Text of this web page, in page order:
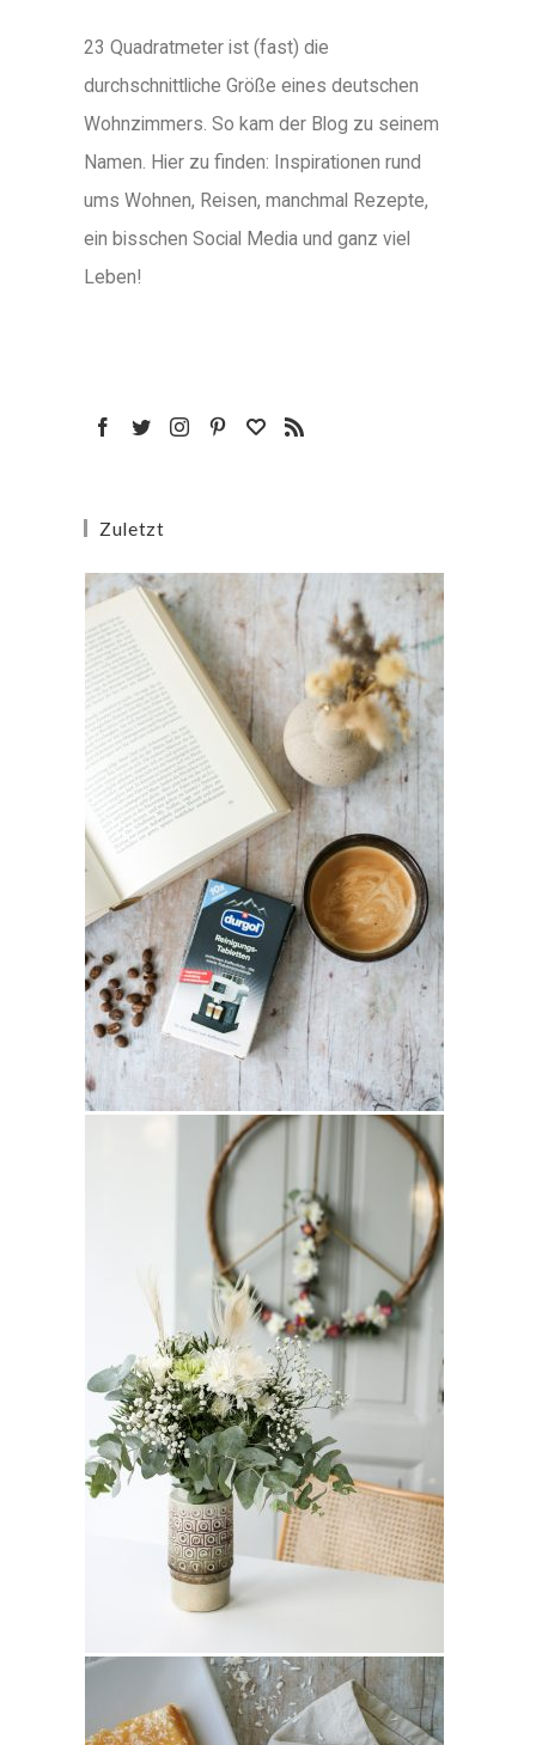
23 Quadratmeter ist (fast) die
durchschnittliche Größe eines deutschen
Wohnzimmers. So kam der Blog zu seinem
Namen. Hier zu finden: Inspirationen rund
ums Wohnen, Reisen, manchmal Rezepte,
ein bisschen Social Media und ganz viel
Leben!
Zuletzt